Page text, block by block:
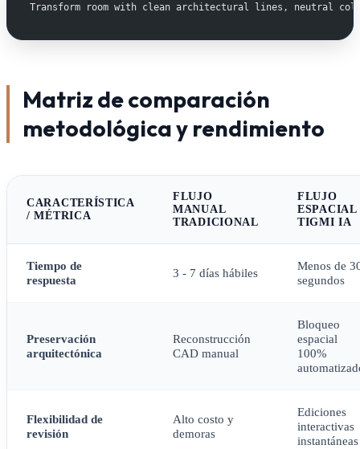
Transform room with clean architectural lines, neutral
Matriz de comparación
metodológica y rendimiento
CARACTERÍSTICA
/ MÉTRICA
FLUJO
MANUAL
TRADICIONAL
FLUJO
ESPACIAL
TIGMI IA
Tiempo de
respuesta
3 - 7 días hábiles
Menos de
segundos
Preservación
arquitectónica
Reconstrucción
CAD manual
Bloqueo
espacial
100%
Flexibilidad de
revisión
Alto costo y
demoras
Ediciones
interactivas
instantáneas